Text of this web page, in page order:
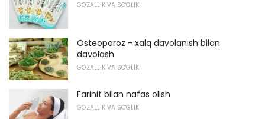
GO'ZALLIK VA SO'GLIK
Osteoporoz - xalq davolanish bilan
davolash
GO'ZALLIK VA SO'GLIK
Farinit bilan nafas olish
GO'ZALLIK VA SO'GLIK